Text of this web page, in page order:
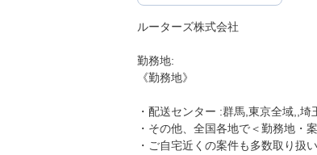
ルーターズ株式会社
勤務地:
《勤務地》
・配送センター :群馬,東京全域,,
・その他、全国各地で＜勤務地・
・ご自宅近くの案件も多数取り扱